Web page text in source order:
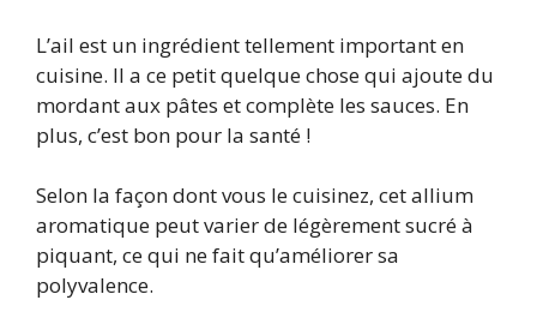
L’ail est un ingrédient tellement important en
cuisine. Il a ce petit quelque chose qui ajoute du
mordant aux pâtes et complète les sauces. En
plus, c’est bon pour la santé !
Selon la façon dont vous le cuisinez, cet allium
aromatique peut varier de légèrement sucré à
piquant, ce qui ne fait qu’améliorer sa
polyvalence.